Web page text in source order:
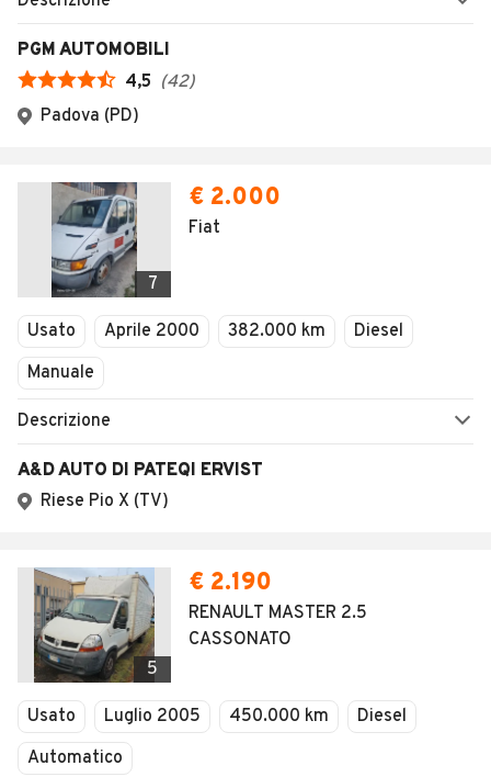
PGM AUTOMOBILI
4,5 (42)
Padova (PD)
7
€ 2.000
Fiat
Usato Aprile 2000 382.000 km
Diesel
Manuale
Descrizione
A&D AUTO DI PATEQI ERVIST
Riese Pio X (TV)
5
€ 2.190
RENAULT MASTER 2.5
CASSONATO
Usato Luglio 2005 450.000 km
Diesel
Automatico